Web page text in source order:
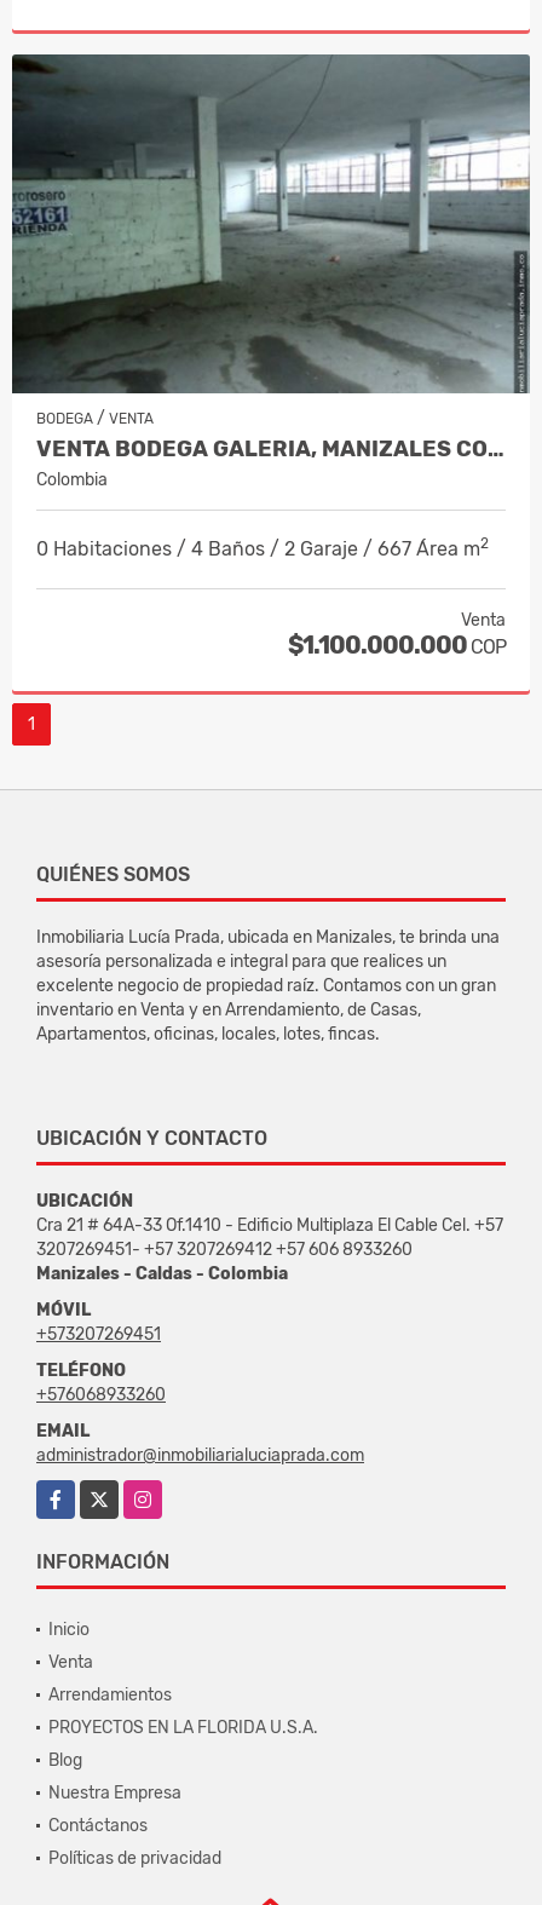
BODEGA / VENTA
VENTA BODEGA GALERIA, MANIZALES COD. 304817
Colombia
0 Habitaciones / 4 Baños / 2 Garaje / 667 Área m2
Venta
$1.100.000.000 COP
1
QUIÉNES SOMOS
Inmobiliaria Lucía Prada, ubicada en Manizales, te brinda una
asesoría personalizada e integral para que realices un
excelente negocio de propiedad raíz. Contamos con un gran
inventario en Venta y en Arrendamiento, de Casas,
Apartamentos, oficinas, locales, lotes, fincas.
UBICACIÓN Y CONTACTO
UBICACIÓN
Cra 21 # 64A-33 Of.1410 - Edificio Multiplaza El Cable Cel. +57
3207269451- +57 3207269412 +57 606 8933260
Manizales - Caldas - Colombia
MÓVIL
+573207269451
TELÉFONO
+576068933260
EMAIL
administrador@inmobiliarialuciaprada.com
Facebook
Instagram
INFORMACIÓN
Inicio
Venta
Arrendamientos
PROYECTOS EN LA FLORIDA U.S.A.
Blog
Nuestra Empresa
Contáctanos
Políticas de privacidad